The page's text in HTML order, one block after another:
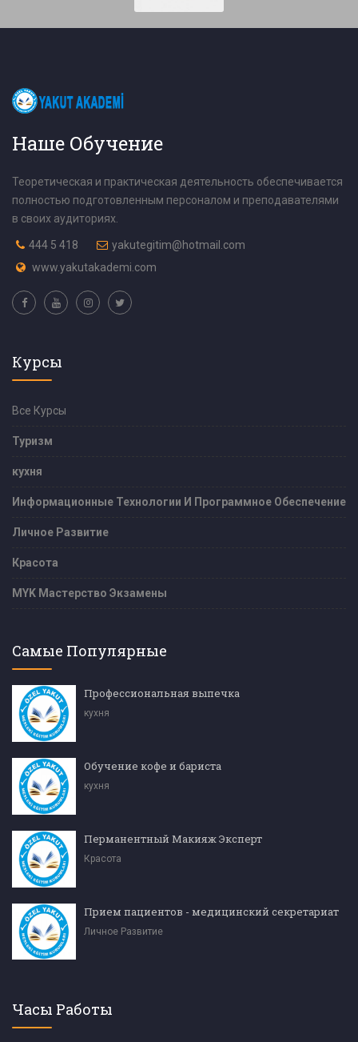
Наше Обучение
Теоретическая и практическая деятельность обеспечивается
полностью подготовленным персоналом и преподавателями
в своих аудиториях.
444 5 418
yakutegitim@hotmail.com
www.yakutakademi.com
Курсы
Все Курсы
Туризм
кухня
Информационные Технологии И Программное Обеспечение
Личное Развитие
Красота
MYK Мастерство Экзамены
Самые Популярные
Профессиональная выпечка
кухня
Обучение кофе и бариста
кухня
Перманентный Макияж Эксперт
Красота
Прием пациентов - медицинский секретариат
Личное Развитие
Часы Работы